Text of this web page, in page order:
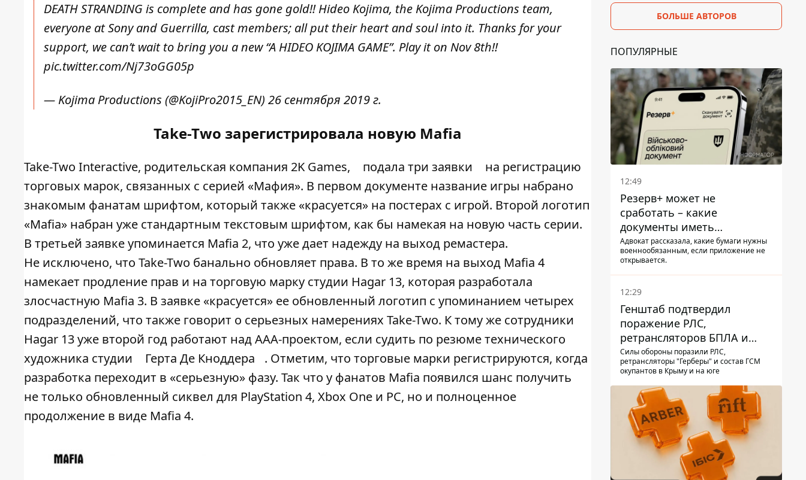
DEATH STRANDING is complete and has gone gold!! Hideo Kojima, the Kojima Productions team,
everyone at Sony and Guerrilla, cast members; all put their heart and soul into it. Thanks for your
support, we can’t wait to bring you a new “A HIDEO KOJIMA GAME”. Play it on Nov 8th!!
pic.twitter.com/Nj73oGG05p
— Kojima Productions (@KojiPro2015_EN) 26 сентября 2019 г.
Take-Two зарегистрировала новую Mafia
Take-Two Interactive, родительская компания 2K Games, подала три заявки
на регистрацию
торговых марок, связанных с серией «Мафия». В первом документе название игры набрано
знакомым фанатам шрифтом, который также «красуется» на постерах с игрой. Второй логотип
«Mafia» набран уже стандартным текстовым шрифтом, как бы намекая на новую часть серии.
В третьей заявке упоминается Mafia 2, что уже дает надежду на выход ремастера.
Не исключено, что Take-Two банально обновляет права. В то же время на выход Mafia 4
намекает продление прав и на торговую марку студии Hagar 13, которая разработала
злосчастную Mafia 3. В заявке «красуется» ее обновленный логотип с упоминанием четырех
подразделений, что также говорит о серьезных намерениях Take-Two. К тому же сотрудники
Hagar 13 уже второй год работают над ААА-проектом, если судить по резюме технического
художника студии
Герта Де Кноддера
. Отметим, что торговые марки регистрируются, когда
разработка переходит в «серьезную» фазу. Так что у фанатов Mafia появился шанс получить
не только обновленный сиквел для PlayStation 4, Xbox One и PC, но и полноценное
продолжение в виде Mafia 4.
БОЛЬШЕ АВТОРОВ
ПОПУЛЯРНЫЕ
12:49
Резерв+ может не
сработать – какие
документы иметь
мужчинам, чтобы не
попасть в ТЦК
Адвокат рассказала, какие бумаги нужны
военнообязанным, если приложение не
открывается.
12:29
Генштаб подтвердил
поражение РЛС,
ретрансляторов БПЛА и
других военных объектов
РФ в Крыму и на юге
Силы обороны поразили РЛС,
ретрансляторы "Герберы" и состав ГСМ
окупантов в Крыму и на юге